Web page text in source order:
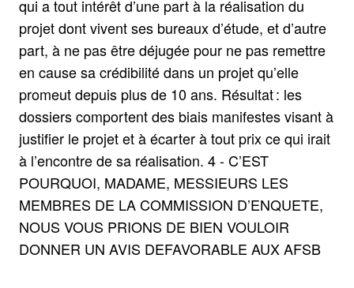
qui a tout intérêt d’une part à la réalisation du
projet dont vivent ses bureaux d’étude, et d’autre
part, à ne pas être déjugée pour ne pas remettre
en cause sa crédibilité dans un projet qu’elle
promeut depuis plus de 10 ans. Résultat : les
dossiers comportent des biais manifestes visant à
justifier le projet et à écarter à tout prix ce qui irait
à l’encontre de sa réalisation. 4 - C’EST
POURQUOI, MADAME, MESSIEURS LES
MEMBRES DE LA COMMISSION D’ENQUETE,
NOUS VOUS PRIONS DE BIEN VOULOIR
DONNER UN AVIS DEFAVORABLE AUX AFSB